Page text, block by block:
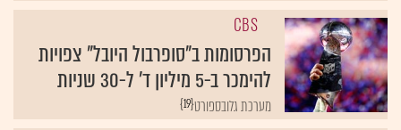
CBS
הפרסומות ב"סופרבול היובל" צפויות
להימכר ב-5 מיליון ד' ל-30 שניות
{19}מערכת גלובספורט